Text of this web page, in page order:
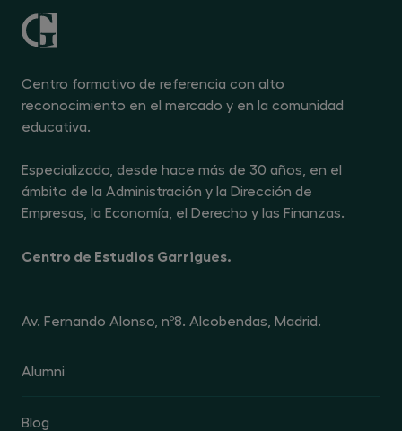
Centro formativo de referencia con alto
reconocimiento en el mercado y en la comunidad
educativa.
Especializado, desde hace más de 30 años, en el
ámbito de la Administración y la Dirección de
Empresas, la Economía, el Derecho y las Finanzas.
Centro de Estudios Garrigues.
Av. Fernando Alonso, nº8. Alcobendas, Madrid.
Alumni
Blog